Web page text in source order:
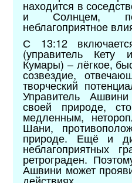
находится в
и Солнцем,
неблагоприятное
С 13:12
(управитель
Кумары) – лёгкое,
созвездие,
творческий
Управитель
своей природе,
медленным,
Шани,
природе. Ещё и
неблагоприятных
ретрограден.
Ашвини может
действиях.